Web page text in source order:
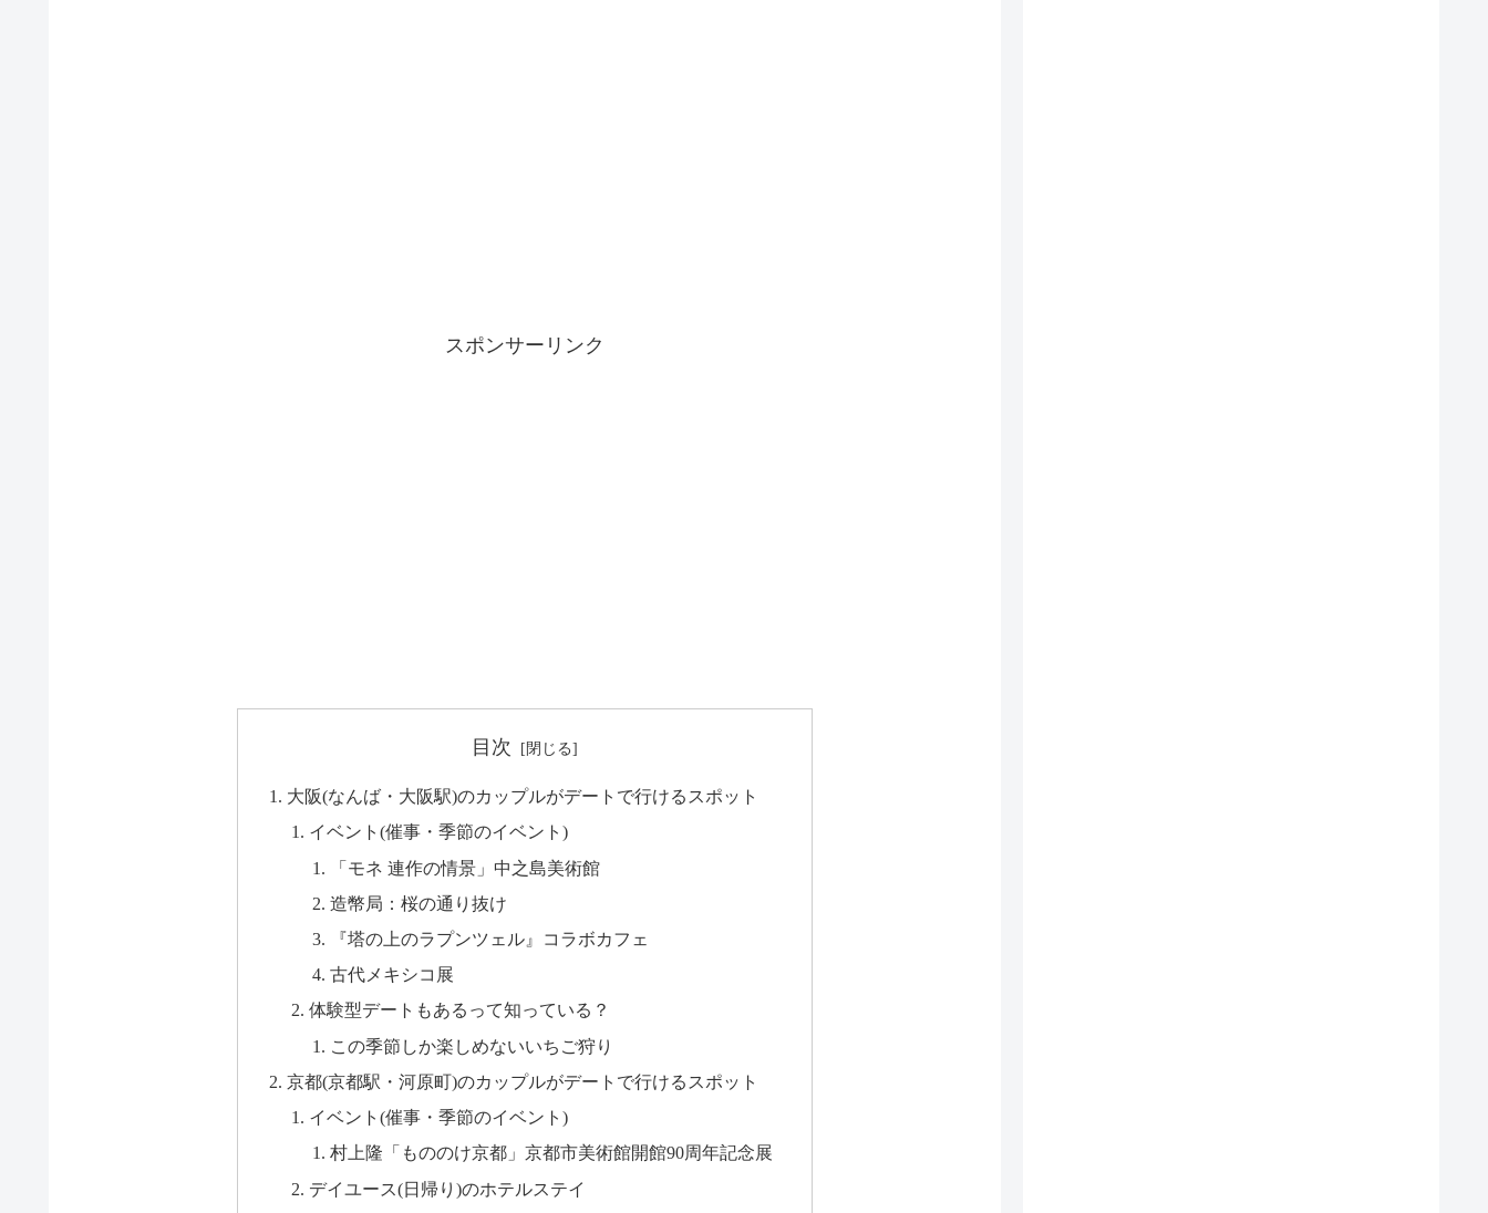
スポンサーリンク
目次
大阪(なんば・大阪駅)のカップルがデートで行けるスポット
イベント(催事・季節のイベント)
「モネ 連作の情景」中之島美術館
造幣局：桜の通り抜け
『塔の上のラプンツェル』コラボカフェ
古代メキシコ展
体験型デートもあるって知っている？
この季節しか楽しめないいちご狩り
京都(京都駅・河原町)のカップルがデートで行けるスポット
イベント(催事・季節のイベント)
村上隆「もののけ京都」京都市美術館開館90周年記念展
デイユース(日帰り)のホテルステイ